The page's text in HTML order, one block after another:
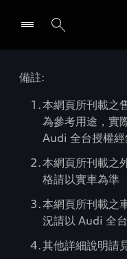
備註:
本網頁所刊載之
為參考用途，實
Audi 全台授權
本網頁所刊載之
格請以實車為準
本網頁所刊載之
況請以 Audi 全
其他詳細說明請